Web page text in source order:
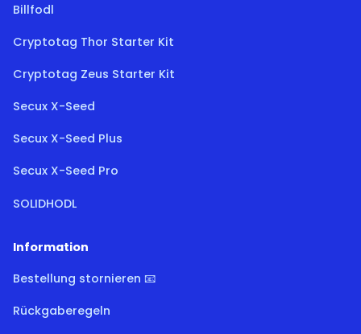
Billfodl
Cryptotag Thor Starter Kit
Cryptotag Zeus Starter Kit
Secux X-Seed
Secux X-Seed Plus
Secux X-Seed Pro
SOLIDHODL
Information
Bestellung stornieren 📧
Rückgaberegeln